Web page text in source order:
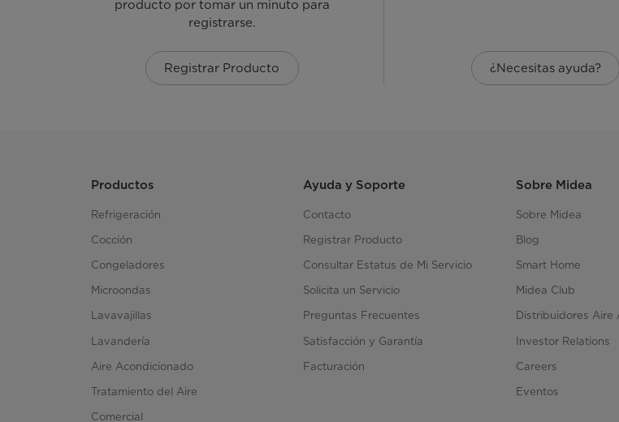
producto por tomar un minuto para
registrarse.
Registrar Producto ¿Necesitas ayuda?
Productos
Refrigeración
Cocción
Congeladores
Microondas
Lavavajillas
Lavandería
Aire Acondicionado
Tratamiento del Aire
Comercial
Ayuda y Soporte
Contacto
Registrar Producto
Consultar Estatus de Mi Servicio
Solicita un Servicio
Preguntas Frecuentes
Satisfacción y Garantía
Facturación
Sobre Midea
Sobre Midea
Blog
Smart Home
Midea Club
Distribuidores Aire
Investor Relations
Careers
Eventos